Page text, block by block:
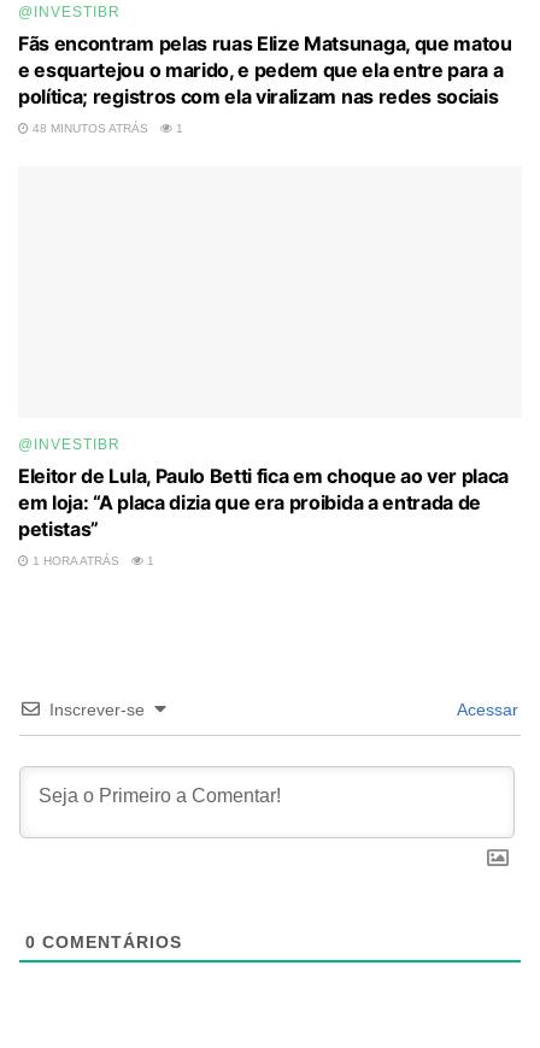
@INVESTIBR
Fãs encontram pelas ruas Elize Matsunaga, que matou
e esquartejou o marido, e pedem que ela entre para a
política; registros com ela viralizam nas redes sociais
48 MINUTOS ATRÁS 1
@INVESTIBR
Eleitor de Lula, Paulo Betti fica em choque ao ver placa
em loja: “A placa dizia que era proibida a entrada de
petistas”
1 HORA ATRÁS 1
Inscrever-se Acessar
0 COMENTÁRIOS